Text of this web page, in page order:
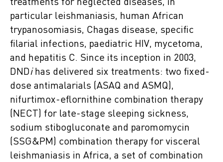
treatments for neglected diseases, in
particular leishmaniasis, human African
trypanosomiasis, Chagas disease, specific
filarial infections, paediatric HIV, mycetoma,
and hepatitis C. Since its inception in 2003,
DNDihas delivered six treatments: two fixed-
dose antimalarials (ASAQ and ASMQ),
nifurtimox-eflornithine combination therapy
(NECT) for late-stage sleeping sickness,
sodium stibogluconate and paromomycin
(SSG&PM) combination therapy for visceral
leishmaniasis in Africa, a set of combination